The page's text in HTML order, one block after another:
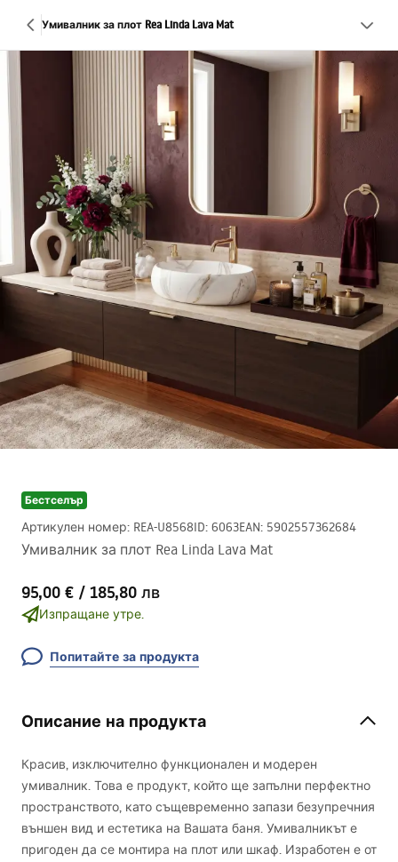
Умивалник за плот Rea Linda Lava Mat
Бестселър
Артикулен номер: REA-U8568ID: 6063EAN: 5902557362684
Умивалник за плот Rea Linda Lava Mat
95,00 € / 185,80 лв
Изпращане утре.
Попитайте за продукта
Описание на продукта
Красив, изключително функционален и модерен
умивалник. Това е продукт, който ще запълни перфектно
пространството, като същевременно запази безупречния
външен вид и естетика на Вашата баня. Умивалникът е
пригоден да се монтира на плот или шкаф. Изработен е от